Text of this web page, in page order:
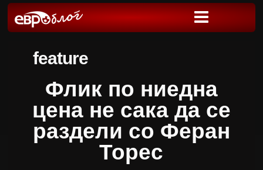
feature
Флик по ниедна
цена не сака да се
раздели со Феран
Торес